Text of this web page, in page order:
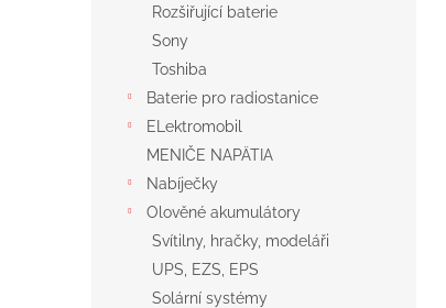
Rozšiřující baterie
Sony
Toshiba
Baterie pro radiostanice
ELektromobil
MENIČE NAPÄTIA
Nabíječky
Olověné akumulátory
Svítilny, hračky, modeláři
UPS, EZS, EPS
Solární systémy